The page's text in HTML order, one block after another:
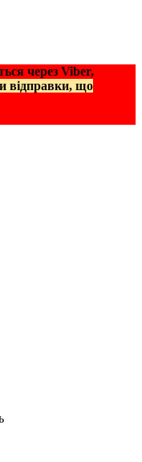
через Viber,
відправки, що